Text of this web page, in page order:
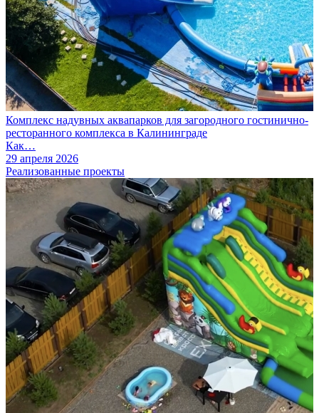
Комплекс надувных аквапарков для загородного гостинично-
ресторанного комплекса в Калининграде
Как…
29 апреля 2026
Реализованные проекты